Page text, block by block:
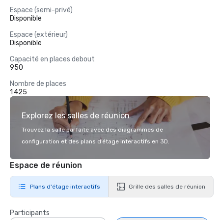
Espace (semi-privé)
Disponible
Espace (extérieur)
Disponible
Capacité en places debout
950
Nombre de places
1 425
Explorez les salles de réunion
Trouvez la salle parfaite avec des diagrammes de
configuration et des plans d’étage interactifs en 3D.
Espace de réunion
Plans d'étage interactifs Grille des salles de réunion
Participants